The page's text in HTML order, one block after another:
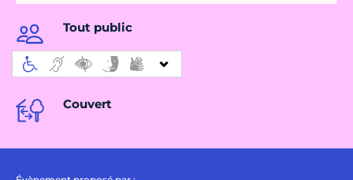
Tout public
Couvert